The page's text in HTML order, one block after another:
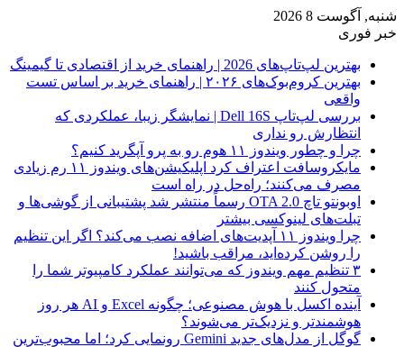
شنبه, آگوست 8 2026
خبر فوری
بهترین لپ‌تاپ‌های 2026 | راهنمای خرید از اقتصادی تا گیمینگ
بهترین کروم‌بوک‌های ۲۰۲۶ | راهنمای خرید بر اساس تست
واقعی
بررسی لپ‌تاپ Dell 16S | نمایشگر زیبا، عملکردی که
انتظارش رو نداری
چرا و چطور ویندوز ۱۱ هوم رو به پرو آپگرید کنیم؟
مایکروسافت اعتراف کرد اپلیکیشن‌های ویندوز ۱۱ رم زیادی
مصرف می‌کنند؛ راه‌حل در راه است
اوبونتو تاچ OTA 2.0 رسماً منتشر شد پشتیبانی از گوشی‌ها و
تبلت‌های لینوکسی بیشتر
چرا ویندوز ۱۱ آپدیت‌های اضافه نصب می‌کند؟ اگر این تنظیم
را روشن کرده‌اید، مراقب باشید!
۳ تنظیم مهم ویندوز که می‌توانند عملکرد کامپیوتر شما را
متحول کنند
آینده اکسل با هوش مصنوعی؛ چگونه Excel و AI هر روز
هوشمندتر و نزدیک‌تر می‌شوند؟
گوگل از مدل‌های جدید Gemini رونمایی کرد؛ اما محبوب‌ترین